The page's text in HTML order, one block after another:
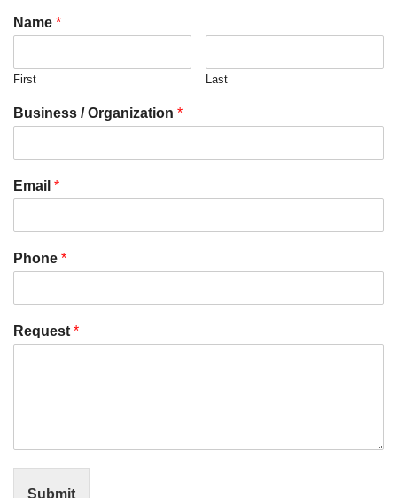
Name *
First Last
Business / Organization *
Email *
Phone *
Request *
Submit